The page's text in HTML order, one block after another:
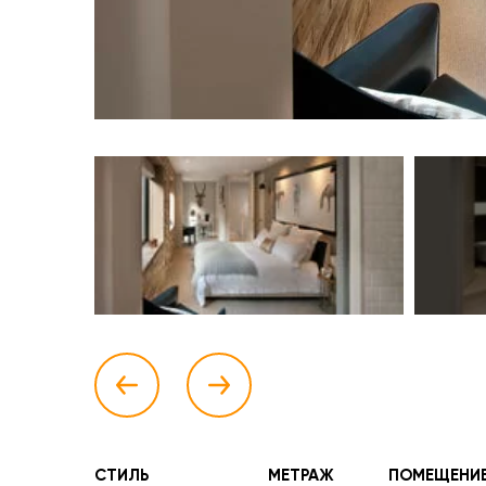
СТИЛЬ МЕТРАЖ